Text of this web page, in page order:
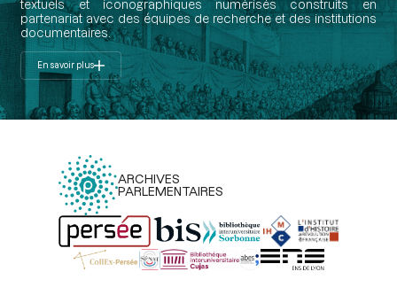
textuels et iconographiques numérisés construits en
partenariat avec des équipes de recherche et des institutions
documentaires.
En savoir plus
ARCHIVES
PARLEMENTAIRES